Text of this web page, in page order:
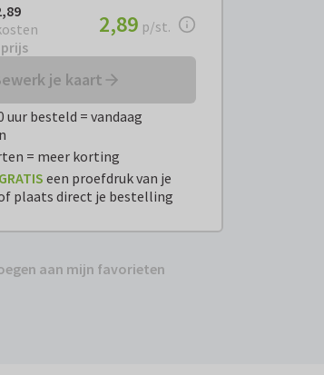
€ 2,89per stuk
2,89 p/st.
je kaart
uur besteld = vandaag
= meer korting
GRATIS een proefdruk van je
plaats direct je bestelling
aan mijn favorieten